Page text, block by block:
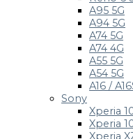
A95 5G
A94 5G
A74 5G
A74 4G
A55 5G
A54 5G
A16 /
Sony
Xperia
Xperia
Xperia